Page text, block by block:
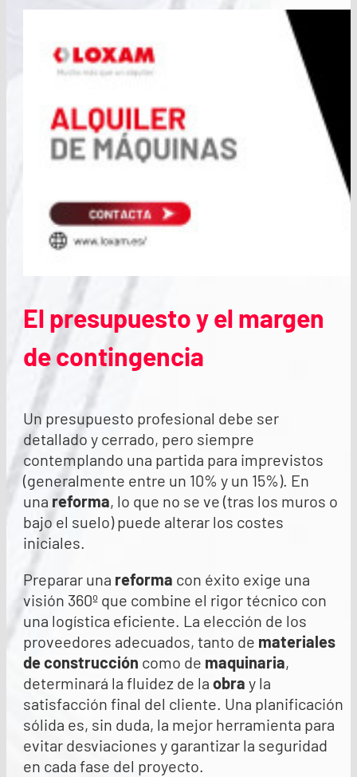
El presupuesto y el margen
de contingencia
Un presupuesto profesional debe ser
detallado y cerrado, pero siempre
contemplando una partida para imprevistos
(generalmente entre un 10% y un 15%). En
una reforma, lo que no se ve (tras los muros o
bajo el suelo) puede alterar los costes
iniciales.
Preparar una reforma con éxito exige una
visión 360º que combine el rigor técnico con
una logística eficiente. La elección de los
proveedores adecuados, tanto de materiales
de construcción como de maquinaria,
determinará la fluidez de laobra y la
satisfacción final del cliente. Una planificación
sólida es, sin duda, la mejor herramienta para
evitar desviaciones y garantizar la seguridad
en cada fase del proyecto.